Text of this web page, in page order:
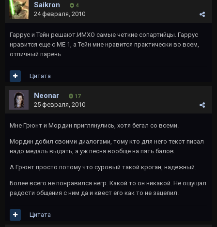
Saikron 4
24 февраля, 2010
Гаррус и Тейн решают.ИМХО самые четкие сопартийцы. Гаррус
нравится еще с МЕ 1, а Тейн мне нравится практически во всем,
отличный парень.
Цитата
Neonar 17
25 февраля, 2010
Мне Грюнт и Мордин приглянулись, хотя бегал со всеми.
Мордин добил своими диалогами, тому кто для него текст писал
надо медаль выдать, а уж песня вообще на пять балов.
А Грюнт просто потому что суровый такой кроган, надежный.
Более всего не понравился негр. Какой то он никакой. Не ощущал
радости общения с ним да и квест его как то не зацепил.
Цитата